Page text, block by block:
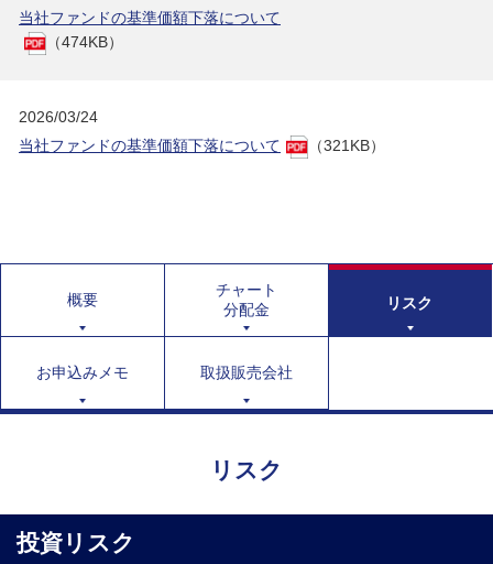
当社ファンドの基準価額下落について
（474KB）
2026/03/24
当社ファンドの基準価額下落について
（321KB）
概要
チャート
分配金
リスク
お申込みメモ 取扱販売会社
リスク
投資リスク